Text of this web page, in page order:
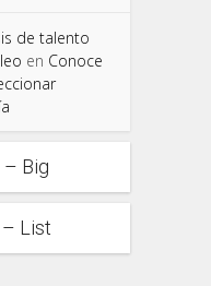
de talento
en Conoce
Big
List